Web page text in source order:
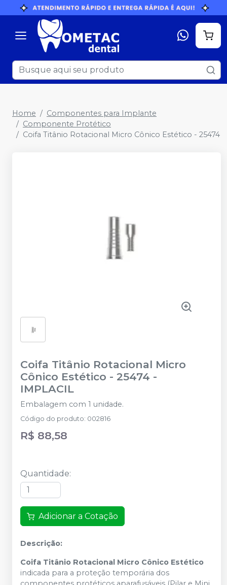
Home
Componentes para Implante
Componente Protético
Coifa Titânio Rotacional Micro Cônico Estético - 25474
Coifa Titânio Rotacional Micro
Cônico Estético - 25474 -
IMPLACIL
Embalagem com 1 unidade.
Código do produto: 002816
R$ 88,58
Quantidade:
Adicionar a Cotação
Descrição:
Coifa Titânio Rotacional Micro Cônico Estético
indicada para a proteção temporária dos